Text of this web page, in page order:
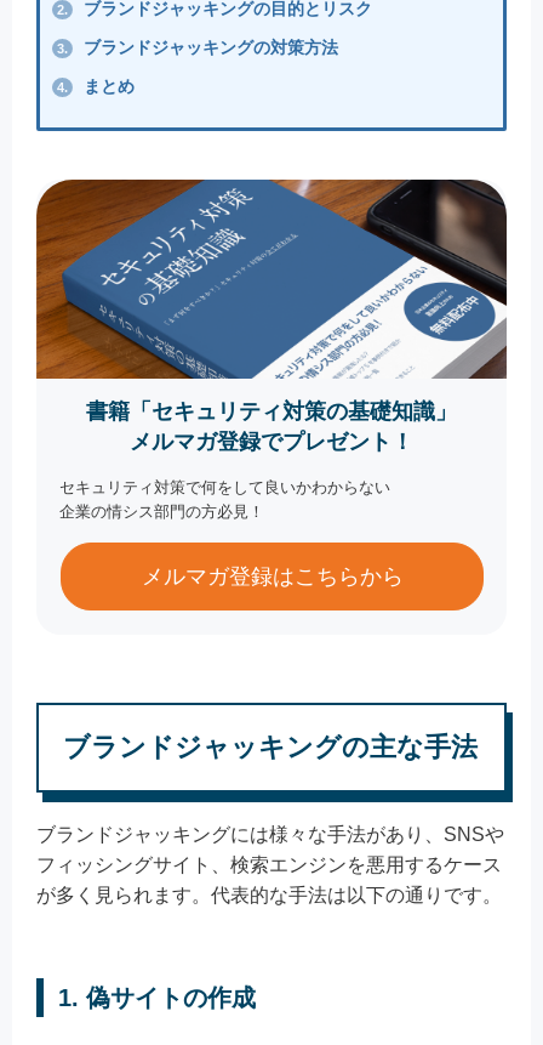
2. ブランドジャッキングの目的とリスク
3. ブランドジャッキングの対策方法
4. まとめ
書籍「セキュリティ対策の基礎知識」
メルマガ登録でプレゼント！
セキュリティ対策で何をして良いかわからない
企業の情シス部門の方必見！
メルマガ登録はこちらから
ブランドジャッキングの主な手法
ブランドジャッキングには様々な手法があり、SNSや
フィッシングサイト、検索エンジンを悪用するケース
が多く見られます。代表的な手法は以下の通りです。
1. 偽サイトの作成